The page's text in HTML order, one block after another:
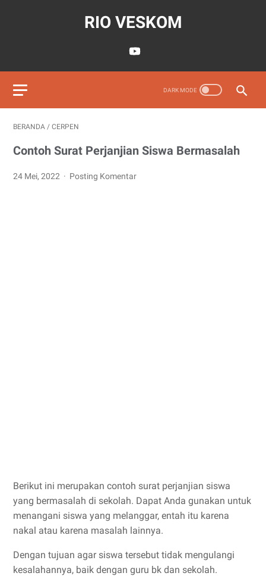
RIO VESKOM
BERANDA / CERPEN
Contoh Surat Perjanjian Siswa Bermasalah
24 Mei, 2022 Posting Komentar
Berikut ini merupakan contoh surat perjanjian siswa
yang bermasalah di sekolah. Dapat Anda gunakan untuk
menangani siswa yang melanggar, entah itu karena
nakal atau karena masalah lainnya.
Dengan tujuan agar siswa tersebut tidak mengulangi
kesalahannya, baik dengan guru bk dan sekolah.